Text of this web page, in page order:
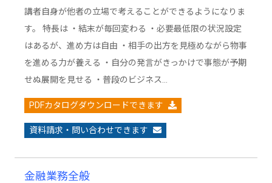
講者自身が他者の立場で考えることができるようになりま
す。 特長は ・結末が毎回変わる ・必要最低限の状況設定
はあるが、進め方は自由 ・相手の出方を見極めながら物事
を進める力が養える ・自分の発言がきっかけで事態が予期
せぬ展開を見せる ・普段のビジネス…
PDFカタログダウンロードできます
資料請求・問い合わせできます
金融業務全般